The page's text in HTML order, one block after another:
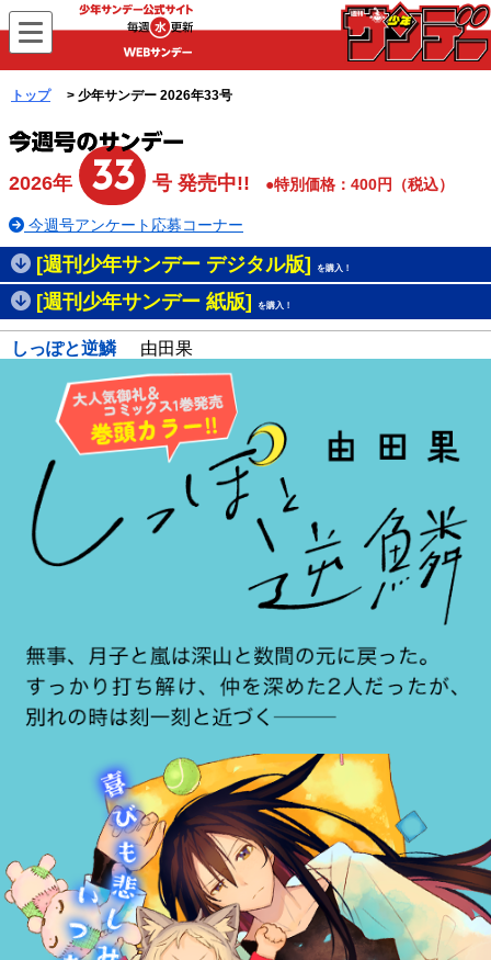
WEBサンデー
トップ> 少年サンデー 2026年33号
2026年 33 号 発売中!! ●特別価格：400円（税込）
今週号アンケート応募コーナー
[週刊少年サンデー デジタル版] を購入！
[週刊少年サンデー 紙版] を購入！
しっぽと逆鱗 由田果